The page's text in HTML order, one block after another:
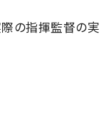
の指揮監督の実